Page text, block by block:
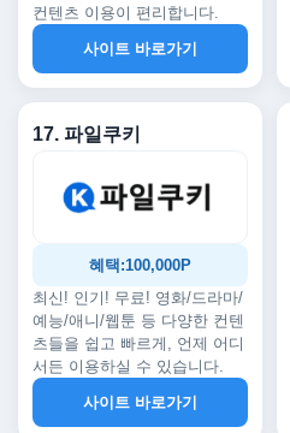
컨텐츠 이용이 편리합니다.
사이트 바로가기
17. 파일쿠키
혜택:100,000P
최신! 인기! 무료! 영화/드라마/
예능/애니/웹툰 등 다양한 컨텐
츠들을 쉽고 빠르게, 언제 어디
서든 이용하실 수 있습니다.
사이트 바로가기